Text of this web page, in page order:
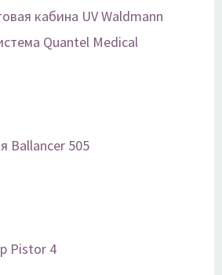
кабина UV Waldmann
Quantel Medical
Ballancer 505
Pistor 4